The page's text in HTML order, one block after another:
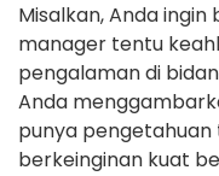
Misalkan, Anda
manager tentu
pengalaman di
Anda
punya
berkeinginan kuat